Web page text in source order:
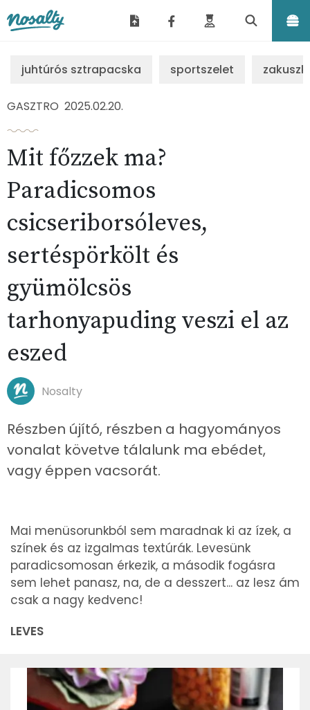
juhtúrós sztrapacska sportszelet
GASZTRO 2025.02.20.
Mit főzzek ma?
Paradicsomos
csicseriborsóleves,
sertéspörkölt és
gyümölcsös
tarhonyapuding veszi el az
eszed
Nosalty
Részben újító, részben a hagyományos
vonalat követve tálalunk ma ebédet,
vagy éppen vacsorát.
Mai menüsorunkból sem maradnak ki az ízek, a
színek és az izgalmas textúrák. Levesünk
paradicsomosan érkezik, a második fogásra
sem lehet panasz, na, de a desszert... az lesz ám
csak a nagy kedvenc!
LEVES